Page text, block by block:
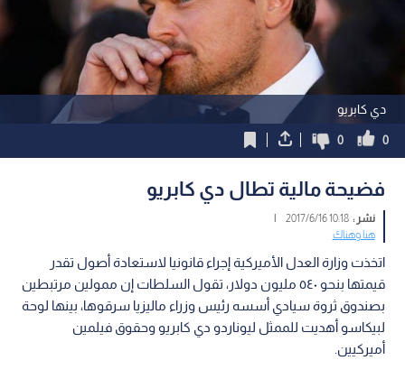
دي كابريو
0
0
فضيحة مالية تطال دي كابريو
نشر :10:18 2017/6/16
|
هنا وهناك
اتخذت وزارة العدل الأميركية إجراء قانونيا لاستعادة أصول تقدر
قيمتها بنحو ٥٤٠ مليون دولار، تقول السلطات إن ممولين مرتبطين
بصندوق ثروة سيادي أسسه رئيس وزراء ماليزيا سرقوها، بينها لوحة
لبيكاسو أهديت للممثل ليوناردو دي كابريو وحقوق فيلمين
أميركيين.